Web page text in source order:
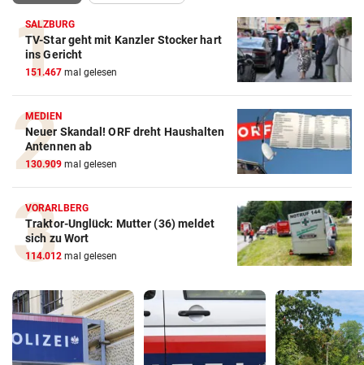
SALZBURG
TV-Star geht mit Kanzler Stocker hart
ins Gericht
151.467 mal gelesen
MEDIEN
Neuer Skandal! ORF dreht Haushalten
Antennen ab
130.909 mal gelesen
VORARLBERG
Traktor-Unglück: Mutter (36) meldet
sich zu Wort
114.012 mal gelesen